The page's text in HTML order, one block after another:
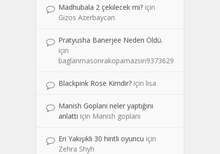
Madhubala 2 çekilecek mi? için
Gizos Azerbaycan
Pratyusha Banerjee Neden Öldü.
için
baglanmasonrakopamazsin9373629
Blackpink Rose Kimdir? için lisa
Manish Goplani neler yaptığını
anlattı için Manish goplani
En Yakışıklı 30 hintli oyuncu için
Zehra Shyh